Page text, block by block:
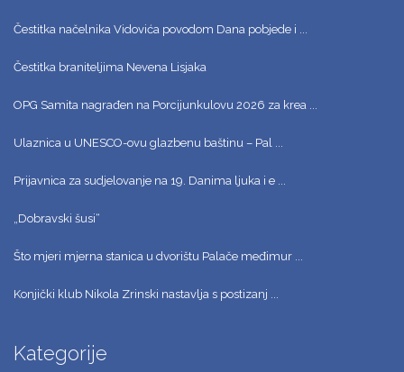
Čestitka načelnika Vidovića povodom Dana pobjede i ...
Čestitka braniteljima Nevena Lisjaka
OPG Samita nagrađen na Porcijunkulovu 2026 za krea ...
Ulaznica u UNESCO-ovu glazbenu baštinu – Pal ...
Prijavnica za sudjelovanje na 19. Danima ljuka i e ...
„Dobravski šusi“
Što mjeri mjerna stanica u dvorištu Palače međimur ...
Konjički klub Nikola Zrinski nastavlja s postizanj ...
Kategorije